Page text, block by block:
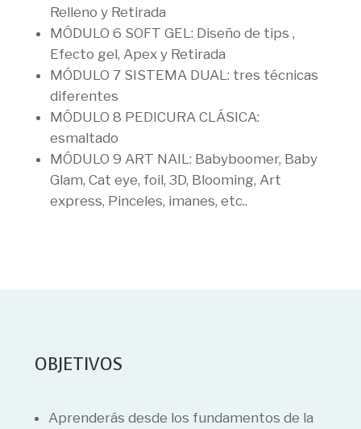
Relleno y Retirada
MÓDULO 6 SOFT GEL: Diseño de tips ,
Efecto gel, Apex y Retirada
MÓDULO 7 SISTEMA DUAL: tres técnicas
diferentes
MÓDULO 8 PEDICURA CLÁSICA:
esmaltado
MÓDULO 9 ART NAIL: Babyboomer, Baby
Glam, Cat eye, foil, 3D, Blooming, Art
express, Pinceles, imanes, etc..
OBJETIVOS
Aprenderás desde los fundamentos de la